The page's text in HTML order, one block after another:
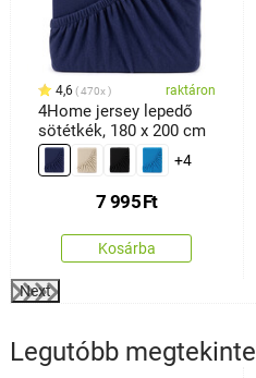
4,6 470x raktáron
4Home jersey lepedő
sötétkék, 180 x 200 cm
+4
7 995Ft
Kosárba
Next
Legutóbb